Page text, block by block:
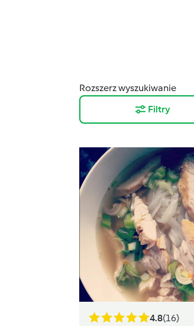
Rozszerz wyszukiwanie
Filtry
4.8(16)